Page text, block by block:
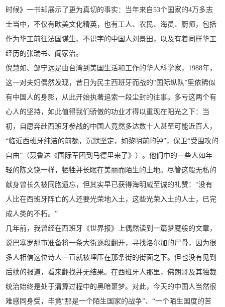
时候》一书却展示了更为真切的事实：当年来自53个国家的4万多志
士当中，不仅有欧美文化精英，也有工人、农民、海员、厨师，包括
作为华工前往法国谋生、不识字的中国人刘景田，以及有着同样华工
经历的张瑞书、阎家治。
倪慧如、邹宁远是由台湾到美国生活和工作的华人科学家，1988年，
这一对夫妇偶然发现，昔日为民主西班牙而战的“国际纵队”里依稀似
有中国人的身影，从此开始执著追索一段尘封的往事。多亏这两个有
心人的坚持，如此值得我们骄傲的功业才得以重现在阳光之下：当
初，自愿奔赴西班牙参战的中国人竟然多达数十人甚至可能近百人，
“临近西班牙纯洁的前额，沉默坚定，如黎明前的钟”，保卫“受围攻的
自由”（聂鲁达《国际军团到马德里来了》）。他们中的一些人如年
轻的陈文饶一样，牺牲并长眠在美丽而陌生的土地。尽管这般无私的
献身曾长久被同胞遗忘，但其实早已获得海明威至诚的礼赞：“没有
人比在西班牙阵亡的人还要光荣地入土，这些光荣入土的人士，已完
成人类的不朽。”
几年前，我曾经在西班牙《世界报》上偶然读到一篇梦魇般的文章，
说巴塞罗那市准备将一条大街逐段翻开，寻找洛尔加的尸骨，因为很
多人相信这位诗人一直就被埋压在那条街的街面之下。但也没有见到
后续的报道，看来翻找并无结果。在西班牙人那里，佛朗哥及其独裁
统治始终是处于清算过程中的黑暗噩梦。对此，今天的中国人当然很
难感同身受，毕竟“那是一个陌生国家的战争”、“一个陌生国度的苦